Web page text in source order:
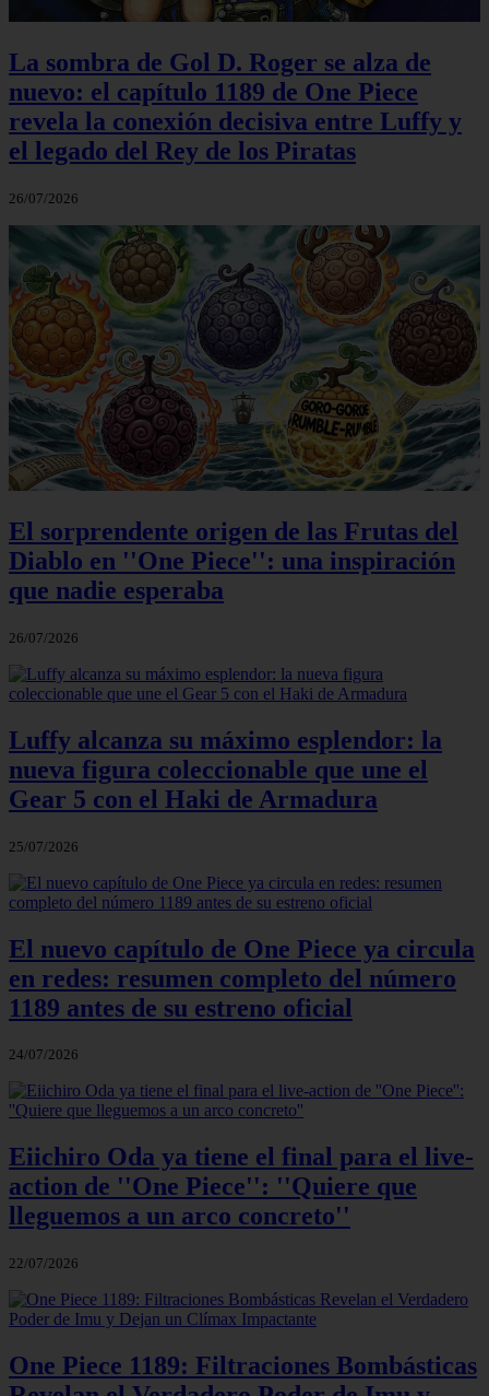
La sombra de Gol D. Roger se alza de
nuevo: el capítulo 1189 de One Piece
revela la conexión decisiva entre Luffy y
el legado del Rey de los Piratas
26/07/2026
El sorprendente origen de las Frutas del
Diablo en ''One Piece'': una inspiración
que nadie esperaba
26/07/2026
Luffy alcanza su máximo esplendor: la
nueva figura coleccionable que une el
Gear 5 con el Haki de Armadura
25/07/2026
El nuevo capítulo de One Piece ya circula
en redes: resumen completo del número
1189 antes de su estreno oficial
24/07/2026
Eiichiro Oda ya tiene el final para el live-
action de ''One Piece'': ''Quiere que
lleguemos a un arco concreto''
22/07/2026
One Piece 1189: Filtraciones Bombásticas